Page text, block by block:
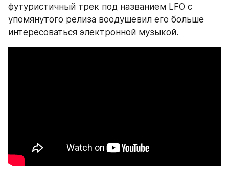
футуристичный трек под названием LFO с
упомянутого релиза воодушевил его больше
интересоваться электронной музыкой.